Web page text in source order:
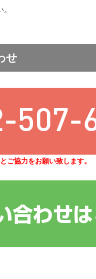
せ
ご協力をお願い致します。